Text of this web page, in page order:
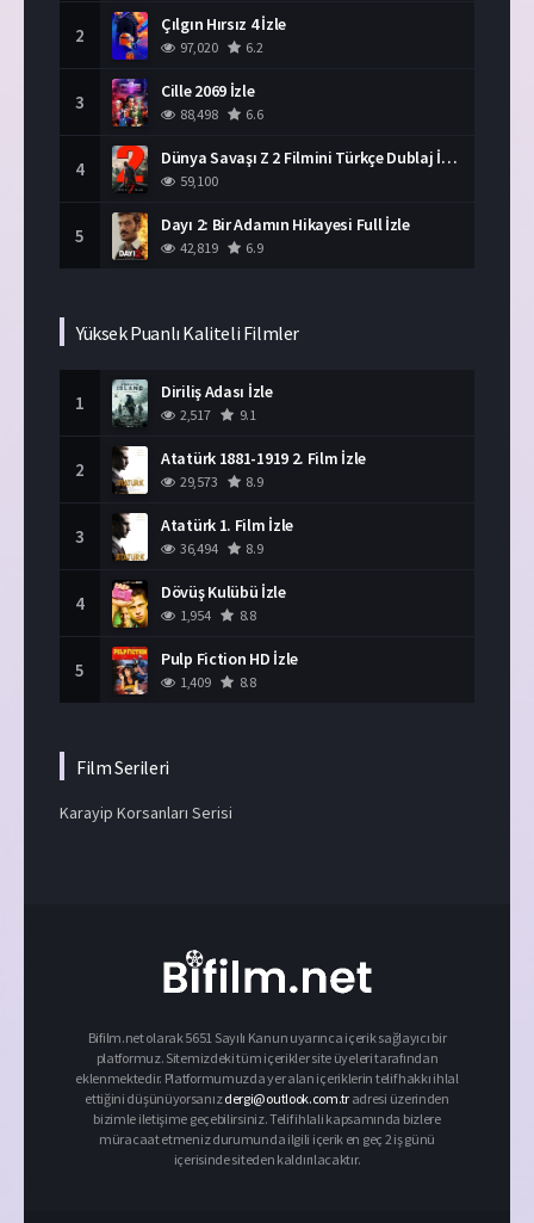
2 Çılgın Hırsız 4 İzle
97,020 6.2
3 Cille 2069 İzle
88,498 6.6
4 Dünya Savaşı Z 2 Filmini Türkçe Dublaj İzle
59,100
5 Dayı 2: Bir Adamın Hikayesi Full İzle
42,819 6.9
Yüksek Puanlı Kaliteli Filmler
1 Diriliş Adası İzle
2,517 9.1
2 Atatürk 1881-1919 2. Film İzle
29,573 8.9
3 Atatürk 1. Film İzle
36,494 8.9
4 Dövüş Kulübü İzle
1,954 8.8
5 Pulp Fiction HD İzle
1,409 8.8
Film Serileri
Karayip Korsanları Serisi
Bifilm.net olarak 5651 Sayılı Kanun uyarınca içerik sağlayıcı bir
platformuz. Sitemizdeki tüm içerikler site üyeleri tarafından
eklenmektedir. Platformumuzda yer alan içeriklerin telif hakkı ihlal
ettiğini düşünüyorsanızdergi@outlook.com.tr adresi üzerinden
bizimle iletişime geçebilirsiniz. Telif ihlali kapsamında bizlere
müracaat etmeniz durumunda ilgili içerik en geç 2 iş günü
içerisinde siteden kaldırılacaktır.